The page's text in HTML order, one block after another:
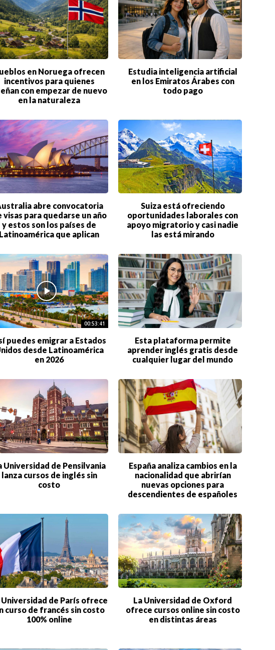
©2026 QPASA MEDIA, Inc. All rights reserved.
en Noruega ofrecen
incentivos para quienes
con empezar de nuevo
en la naturaleza
Estudia inteligencia artificial
en los Emiratos Árabes con
todo pago
abre convocatoria
visas para quedarse un año
y estos son los países de
Latinoamérica que aplican
Suiza está ofreciendo
oportunidades laborales con
apoyo migratorio y casi nadie
las está mirando
00:53:41
puedes emigrar a Estados
desde Latinoamérica
en 2026
Esta plataforma permite
aprender inglés gratis desde
cualquier lugar del mundo
Universidad de Pensilvania
lanza cursos de inglés sin
costo
España analiza cambios en la
nacionalidad que abrirían
nuevas opciones para
descendientes de españoles
Universidad de París ofrece
curso de francés sin costo
100% online
La Universidad de Oxford
ofrece cursos online sin costo
en distintas áreas